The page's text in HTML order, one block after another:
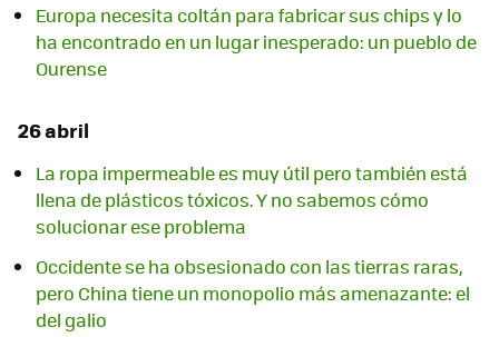
Europa necesita coltán para fabricar sus chips y lo
ha encontrado en un lugar inesperado: un pueblo de
Ourense
26 abril
La ropa impermeable es muy útil pero también está
llena de plásticos tóxicos. Y no sabemos cómo
solucionar ese problema
Occidente se ha obsesionado con las tierras raras,
pero China tiene un monopolio más amenazante: el
del galio